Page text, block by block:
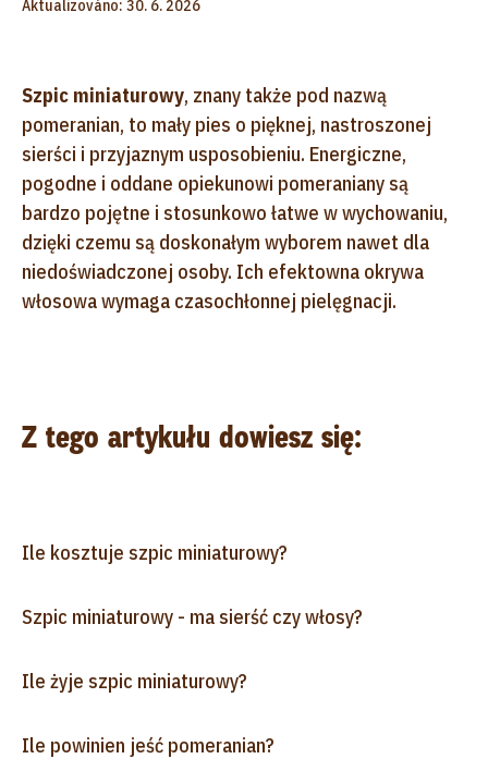
Aktualizováno: 30. 6. 2026
Szpic miniaturowy, znany także pod nazwą
pomeranian, to mały pies o pięknej, nastroszonej
sierści i przyjaznym usposobieniu. Energiczne,
pogodne i oddane opiekunowi pomeraniany są
bardzo pojętne i stosunkowo łatwe w wychowaniu,
dzięki czemu są doskonałym wyborem nawet dla
niedoświadczonej osoby. Ich efektowna okrywa
włosowa wymaga czasochłonnej pielęgnacji.
Z tego artykułu dowiesz się:
Ile kosztuje szpic miniaturowy?
Szpic miniaturowy - ma sierść czy włosy?
Ile żyje szpic miniaturowy?
Ile powinien jeść pomeranian?